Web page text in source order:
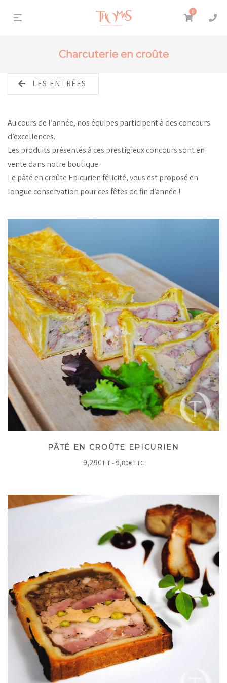
0
Charcuterie en croûte
LES ENTRÉES
Au cours de l’année, nos équipes participent à des concours
d’excellences.
Les produits présentés à ces prestigieux concours sont en
vente dans notre boutique.
Le pâté en croûte Epicurien félicité, vous est proposé en
longue conservation pour ces fêtes de fin d’année !
PÂTÉ EN CROÛTE EPICURIEN
9,29€ HT - 9,80€TTC